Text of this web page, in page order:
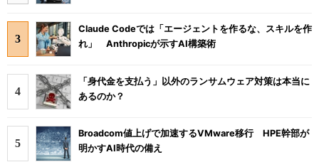
Claude Codeでは「エージェントを作るな、スキルを作
れ」 Anthropicが示すAI構築術
「身代金を支払う」以外のランサムウェア対策は本当に
あるのか？
Broadcom値上げで加速するVMware移行 HPE幹部が
明かすAI時代の備え